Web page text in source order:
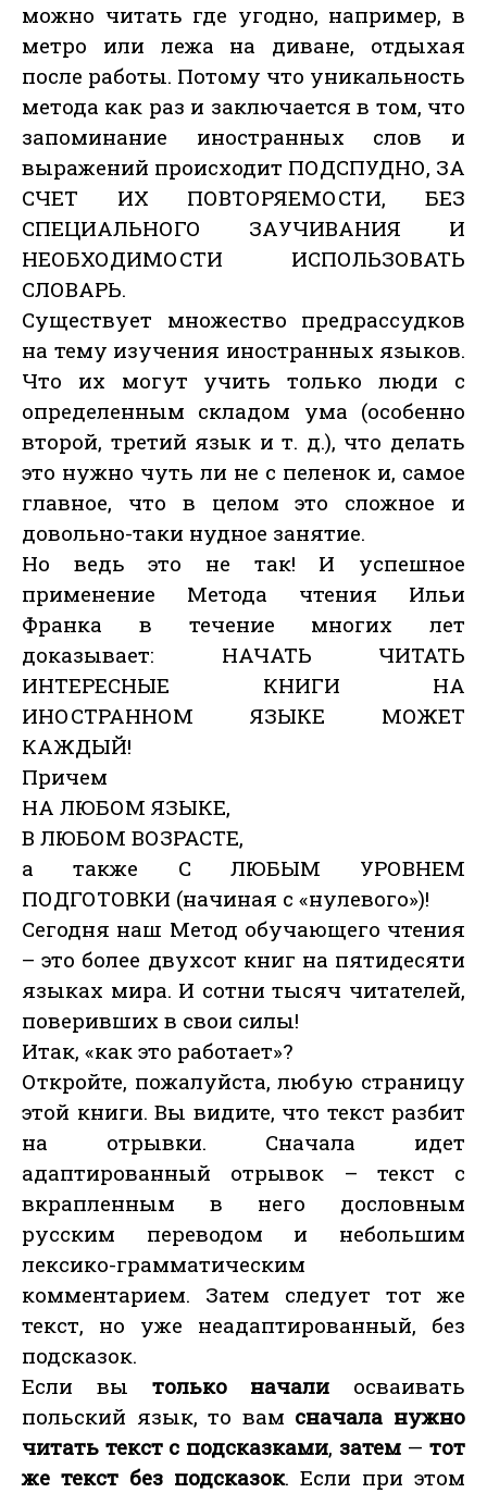
можно читать где угодно, например, в
метро или лежа на диване, отдыхая
после работы. Потому что уникальность
метода как раз и заключается в том, что
запоминание иностранных слов и
выражений происходит ПОДСПУДНО, ЗА
СЧЕТ ИХ ПОВТОРЯЕМОСТИ, БЕЗ
СПЕЦИАЛЬНОГО ЗАУЧИВАНИЯ И
НЕОБХОДИМОСТИ ИСПОЛЬЗОВАТЬ
СЛОВАРЬ.
Существует множество предрассудков
на тему изучения иностранных языков.
Что их могут учить только люди с
определенным складом ума (особенно
второй, третий язык и т. д.), что делать
это нужно чуть ли не с пеленок и, самое
главное, что в целом это сложное и
довольно-таки нудное занятие.
Но ведь это не так! И успешное
применение Метода чтения Ильи
Франка в течение многих лет
доказывает: НАЧАТЬ ЧИТАТЬ
ИНТЕРЕСНЫЕ КНИГИ НА
ИНОСТРАННОМ ЯЗЫКЕ МОЖЕТ
КАЖДЫЙ!
Причем
НА ЛЮБОМ ЯЗЫКЕ,
В ЛЮБОМ ВОЗРАСТЕ,
а также С ЛЮБЫМ УРОВНЕМ
ПОДГОТОВКИ (начиная с «нулевого»)!
Сегодня наш Метод обучающего чтения
– это более двухсот книг на пятидесяти
языках мира. И сотни тысяч читателей,
поверивших в свои силы!
Итак, «как это работает»?
Откройте, пожалуйста, любую страницу
этой книги. Вы видите, что текст разбит
на отрывки. Сначала идет
адаптированный отрывок – текст с
вкрапленным в него дословным
русским переводом и небольшим
лексико-грамматическим
комментарием. Затем следует тот же
текст, но уже неадаптированный, без
подсказок.
Если вы только начали осваивать
польский язык, то вам сначала нужно
читать текст с подсказками, затем — тот
же текст без подсказок. Если при этом